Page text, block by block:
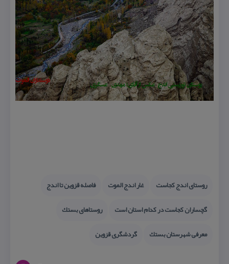
روستای اندج كجاست غار اندج الموت
فاصله قزوین تا اندج
گچساران كجاست در كدام استان است
روستاهای بستك
معرفی شهرستان بستك
گردشگری قزوین